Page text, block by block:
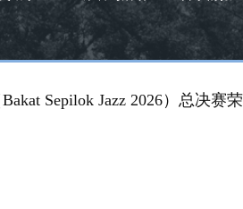
Sepilok Jazz 2026）总决赛荣